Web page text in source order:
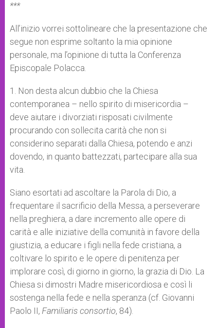
***
All’inizio vorrei sottolineare che la presentazione che
segue non esprime soltanto la mia opinione
personale, ma l’opinione di tutta la Conferenza
Episcopale Polacca.
1. Non desta alcun dubbio che la Chiesa
contemporanea – nello spirito di misericordia –
deve aiutare i divorziati risposati civilmente
procurando con sollecita carità che non si
considerino separati dalla Chiesa, potendo e anzi
dovendo, in quanto battezzati, partecipare alla sua
vita.
Siano esortati ad ascoltare la Parola di Dio, a
frequentare il sacrificio della Messa, a perseverare
nella preghiera, a dare incremento alle opere di
carità e alle iniziative della comunità in favore della
giustizia, a educare i figli nella fede cristiana, a
coltivare lo spirito e le opere di penitenza per
implorare così, di giorno in giorno, la grazia di Dio. La
Chiesa si dimostri Madre misericordiosa e così li
sostenga nella fede e nella speranza (cf. Giovanni
Paolo II, Familiaris consortio, 84).